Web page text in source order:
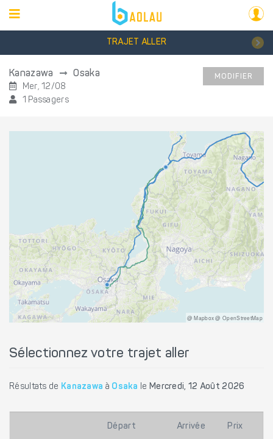
TRAJET ALLER
Kanazawa Osaka
Mer, 12/08
1 Passagers
MODIFIER
@ Mapbox @ OpenStreetMap
Sélectionnez votre trajet aller
Résultats de Kanazawa à Osaka le Mercredi, 12 Août 2026
Départ Arrivée Prix